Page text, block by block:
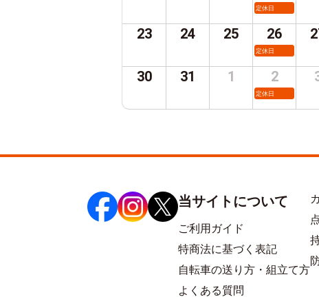
定休日
23 24 25 26
定休日
30 31 1 2
定休日
当サイトについて
ご利用ガイド
特商法に基づく表記
自転車の送り方・組立て方
よくある質問